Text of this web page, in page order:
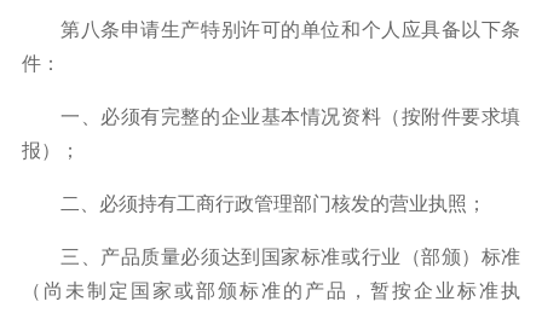
第八条申请生产特别许可的单位和个人应具备以下条
件：
一、必须有完整的企业基本情况资料（按附件要求填
报）；
二、必须持有工商行政管理部门核发的营业执照；
三、产品质量必须达到国家标准或行业（部颁）标准
（尚未制定国家或部颁标准的产品，暂按企业标准执